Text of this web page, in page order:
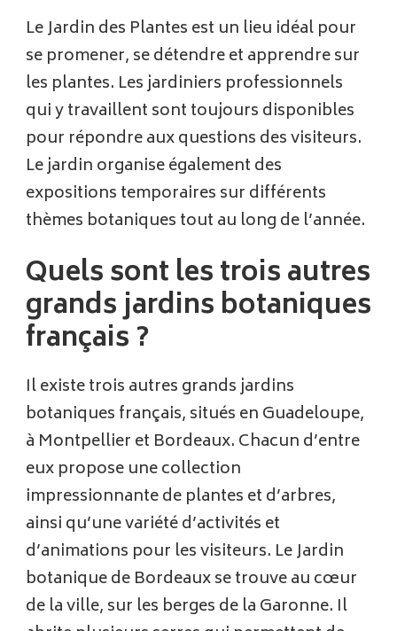
Le Jardin des Plantes est un lieu idéal pour
se promener, se détendre et apprendre sur
les plantes. Les jardiniers professionnels
qui y travaillent sont toujours disponibles
pour répondre aux questions des visiteurs.
Le jardin organise également des
expositions temporaires sur différents
thèmes botaniques tout au long de l’année.
Quels sont les trois autres
grands jardins botaniques
français ?
Il existe trois autres grands jardins
botaniques français, situés en Guadeloupe,
à Montpellier et Bordeaux. Chacun d’entre
eux propose une collection
impressionnante de plantes et d’arbres,
ainsi qu’une variété d’activités et
d’animations pour les visiteurs. Le Jardin
botanique de Bordeaux se trouve au cœur
de la ville, sur les berges de la Garonne. Il